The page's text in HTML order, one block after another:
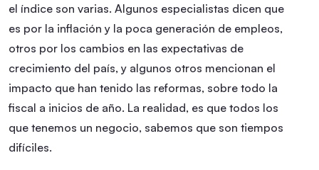
el índice son varias. Algunos especialistas dicen que
es por la inflación y la poca generación de empleos,
otros por los cambios en las expectativas de
crecimiento del país, y algunos otros mencionan el
impacto que han tenido las reformas, sobre todo la
fiscal a inicios de año. La realidad, es que todos los
que tenemos un negocio, sabemos que son tiempos
difíciles.